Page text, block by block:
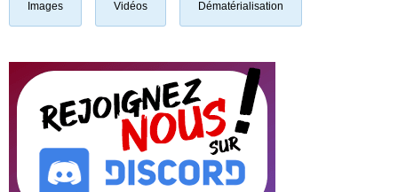
Images Vidéos Dématérialisation